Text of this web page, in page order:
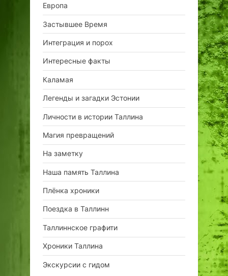
Европа
Застывшее Время
Интеграция и порох
Интересные факты
Каламая
Легенды и загадки Эстонии
Личности в истории Таллина
Магия превращений
На заметку
Наша память Таллина
Плёнка хроники
Поездка в Таллинн
Таллиннское графити
Хроники Таллина
Экскурсии с гидом